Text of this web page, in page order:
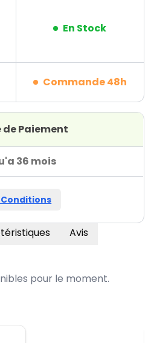
En Stock
Commande 48h
Paiement
36 mois
Avis
pour le moment.